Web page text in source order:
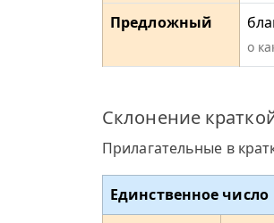
Предложный
о
Склонение
Прилагательные в
Единственное число